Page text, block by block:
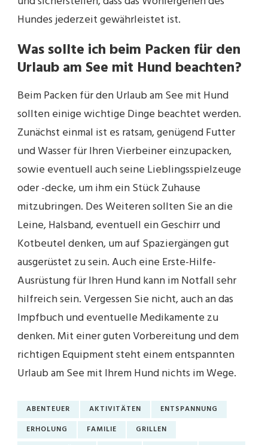
Hundes jederzeit gewährleistet ist.
Was sollte ich beim Packen für den
Urlaub am See mit Hund beachten?
Beim Packen für den Urlaub am See mit Hund
sollten einige wichtige Dinge beachtet werden.
Zunächst einmal ist es ratsam, genügend Futter
und Wasser für Ihren Vierbeiner einzupacken,
sowie eventuell auch seine Lieblingsspielzeuge
oder -decke, um ihm ein Stück Zuhause
mitzubringen. Des Weiteren sollten Sie an die
Leine, Halsband, eventuell ein Geschirr und
Kotbeutel denken, um auf Spaziergängen gut
ausgerüstet zu sein. Auch eine Erste-Hilfe-
Ausrüstung für Ihren Hund kann im Notfall sehr
hilfreich sein. Vergessen Sie nicht, auch an das
Impfbuch und eventuelle Medikamente zu
denken. Mit einer guten Vorbereitung und dem
richtigen Equipment steht einem entspannten
Urlaub am See mit Ihrem Hund nichts im Wege.
ABENTEUER AKTIVITÄTEN
ENTSPANNUNG
ERHOLUNG
FAMILIE
GRILLEN